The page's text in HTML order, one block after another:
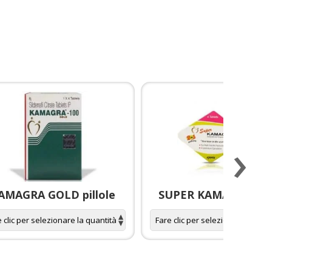
GOLD pillole SUPER KAMAGRA pillole
›